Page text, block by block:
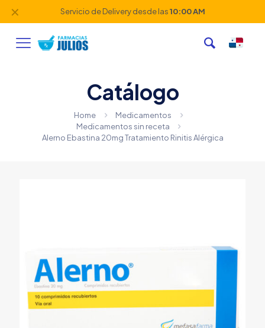
Servicio de Delivery desde las10:00 AM
✕
Catálogo
Home
Medicamentos
Medicamentos sin receta
Alerno Ebastina 20mg Tratamiento Rinitis Alérgica